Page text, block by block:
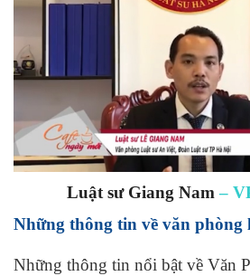
Luật sư Giang Nam –
Những thông tin về văn phòng
Những thông tin nổi bật về Văn